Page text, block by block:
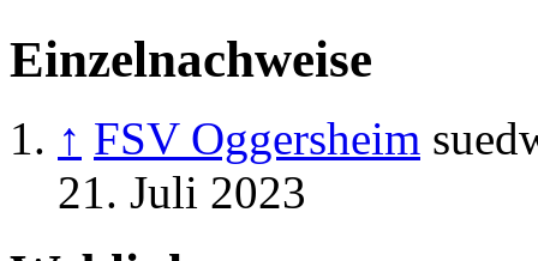
Einzelnachweise
↑ FSV Oggersheim
21. Juli 2023